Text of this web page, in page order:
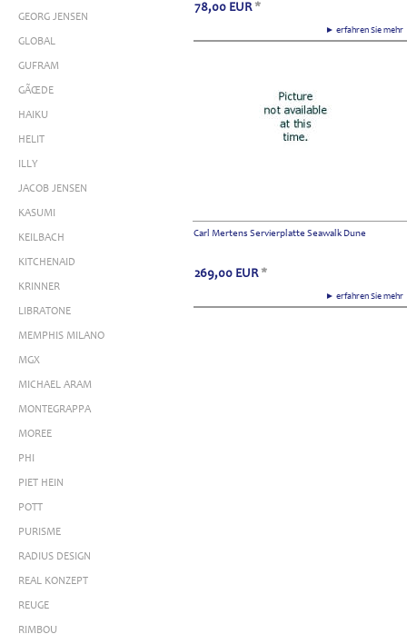
GEORG JENSEN
GLOBAL
GUFRAM
GÃŒDE
HAIKU
HELIT
ILLY
JACOB JENSEN
KASUMI
KEILBACH
KITCHENAID
KRINNER
LIBRATONE
MEMPHIS MILANO
MGX
MICHAEL ARAM
MONTEGRAPPA
MOREE
PHI
PIET HEIN
POTT
PURISME
RADIUS DESIGN
REAL KONZEPT
REUGE
RIMBOU
► erfahren Sie
78,00 EUR *
Carl Mertens Servierplatte Seawalk Dune
► erfahren Sie
269,00 EUR *